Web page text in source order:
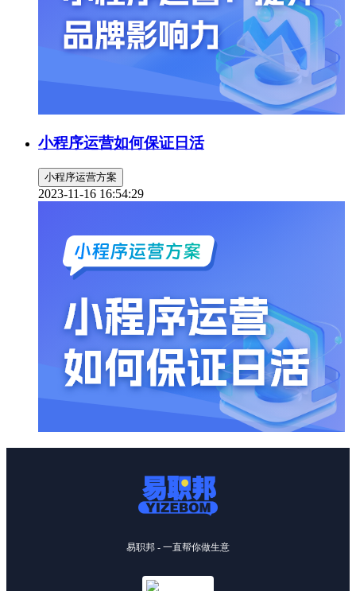
小程序运营如何保证日活
小程序运营方案
2023-11-16 16:54:29
易职邦 - 一直帮你做生意